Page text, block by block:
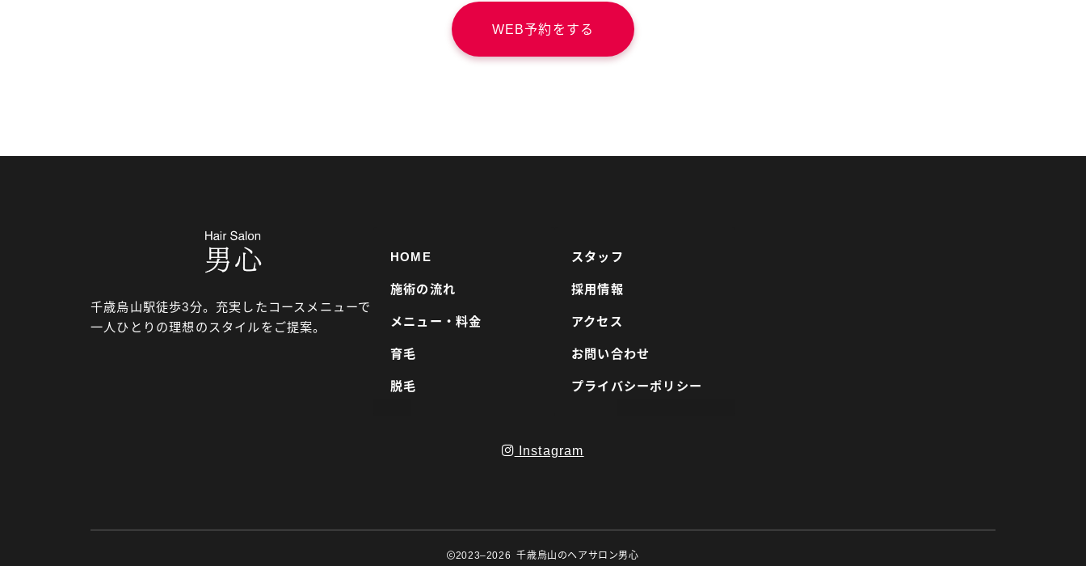
WEB予約をする
千歳烏山駅徒歩3分。充実したコースメニューで
一人ひとりの理想のスタイルをご提案。
HOME
施術の流れ
メニュー・料金
育毛
脱毛
スタッフ
採用情報
アクセス
お問い合わせ
プライバシーポリシー
Instagram
2023–2026 千歳烏山のヘアサロン男心